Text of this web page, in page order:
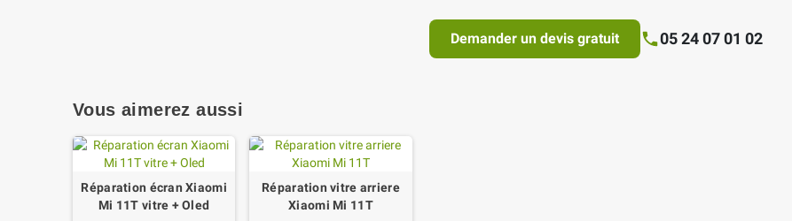
Demander un devis gratuit 05 24 07 01 02
Vous aimerez aussi
Réparation écran Xiaomi
Mi 11T vitre + Oled
Réparation vitre arriere
Xiaomi Mi 11T